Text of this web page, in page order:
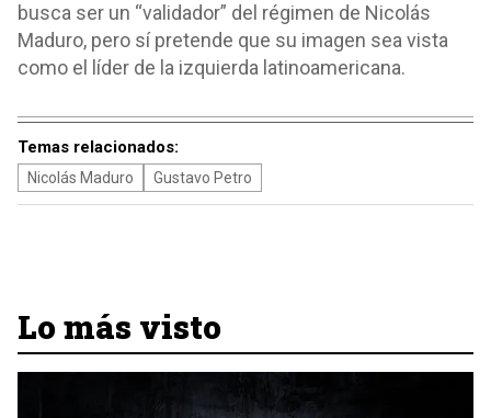
busca ser un “validador” del régimen de Nicolás
Maduro, pero sí pretende que su imagen sea vista
como el líder de la izquierda latinoamericana.
Temas relacionados:
Nicolás Maduro Gustavo Petro
Lo más visto